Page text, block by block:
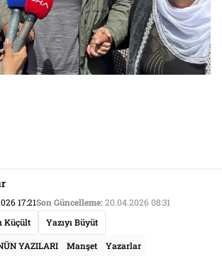
17:21Son Güncelleme:20.04.2026 08:31
Küçült Yazıyı Büyüt
YAZILARI Manşet Yazarlar